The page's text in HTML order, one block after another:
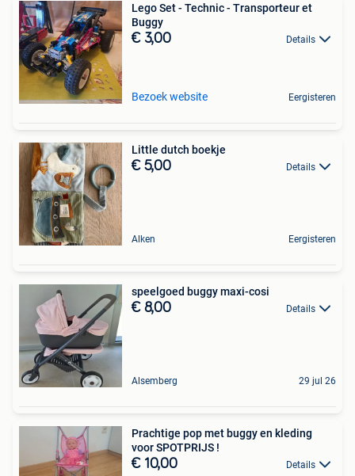
Lego Set - Technic - Transporteur et
Buggy
€ 3,00 Details
Bezoek website Eergisteren
Little dutch boekje
€ 5,00 Details
Alken Eergisteren
speelgoed buggy maxi-cosi
€ 8,00 Details
Alsemberg 29 jul 26
Prachtige pop met buggy en kleding
voor SPOTPRIJS !
€ 10,00 Details